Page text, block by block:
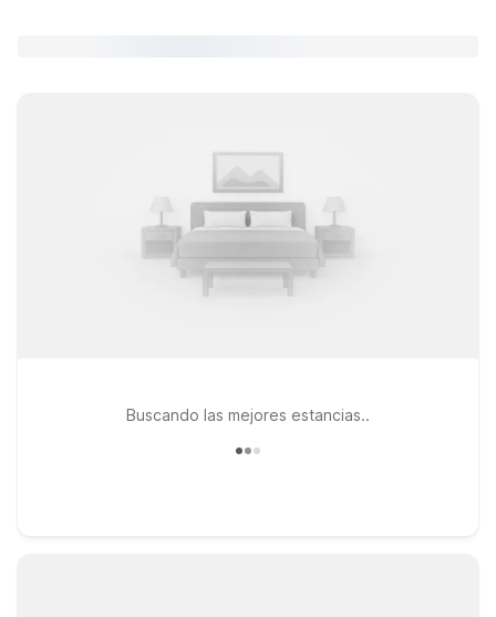
Buscando las mejores estancias..